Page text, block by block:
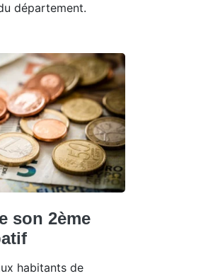
département.
son 2ème
habitants de